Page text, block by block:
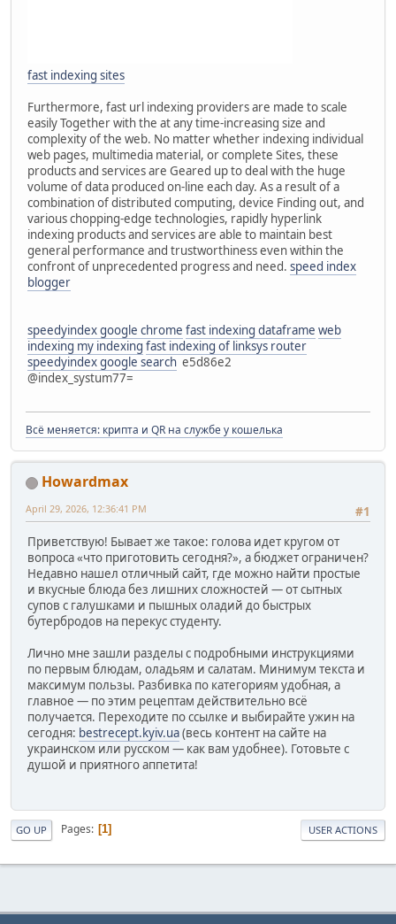
fast indexing sites
Furthermore, fast url indexing providers are made to scale
easily Together with the at any time-increasing size and
complexity of the web. No matter whether indexing individual
web pages, multimedia material, or complete Sites, these
products and services are Geared up to deal with the huge
volume of data produced on-line each day. As a result of a
combination of distributed computing, device Finding out, and
various chopping-edge technologies, rapidly hyperlink
indexing products and services are able to maintain best
general performance and trustworthiness even within the
confront of unprecedented progress and need. speed index
blogger
speedyindex google chrome fast indexing dataframe web
indexing my indexing fast indexing of linksys router
speedyindex google search e5d86e2
@index_systum77=
Всё меняется: крипта и QR на службе у кошелька
Howardmax
#1
April 29, 2026, 12:36:41 PM
Приветствую! Бывает же такое: голова идет кругом от
вопроса «что приготовить сегодня?», а бюджет ограничен?
Недавно нашел отличный сайт, где можно найти простые
и вкусные блюда без лишних сложностей — от сытных
супов с галушками и пышных оладий до быстрых
бутербродов на перекус студенту.
Лично мне зашли разделы с подробными инструкциями
по первым блюдам, оладьям и салатам. Минимум текста и
максимум пользы. Разбивка по категориям удобная, а
главное — по этим рецептам действительно всё
получается. Переходите по ссылке и выбирайте ужин на
сегодня: bestrecept.kyiv.ua(весь контент на сайте на
украинском или русском — как вам удобнее). Готовьте с
душой и приятного аппетита!
GO UP Pages 1 USER ACTIONS